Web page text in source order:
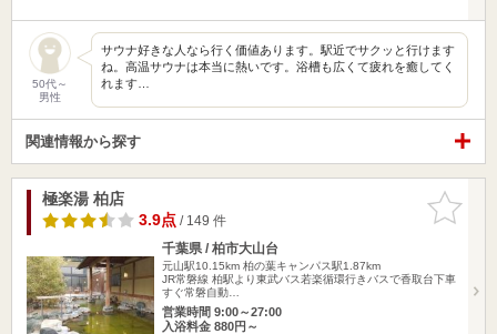
50代～
男性
サウナ好きな人なら行く価値あります。駅近でサクッと行けます
ね。高温サウナは本当に熱いです。浴槽も広くて疲れを癒してく
れます…
関連情報から探す
お気に入
りに追加
極楽湯 柏店
3.9点/ 149 件
千葉県 / 柏市大山台
元山駅10.15km 柏の葉キャンパス駅1.87km
JR常磐線 柏駅より東武バス若楽循環行きバスで香取台下車
すぐ常磐自動…
営業時間 9:00～27:00
入浴料金 880円～